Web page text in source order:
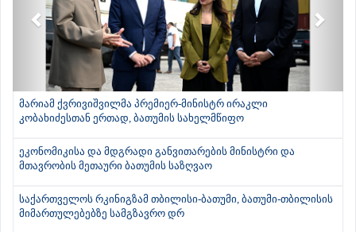
მარიამ ქვრივიშვილმა პრემიერ-მინისტრ ირაკლი
კობახიძესთან ერთად, ბათუმის სახელმწიფო
ეკონომიკისა და მდგრადი განვითარების მინისტრი და
მთავრობის მეთაური ბათუმის საზღვაო
საქართველოს რკინიგზამ თბილისი-ბათუმი, ბათუმი-თბილისის
მიმართულებებზე სამგზავრო დრ